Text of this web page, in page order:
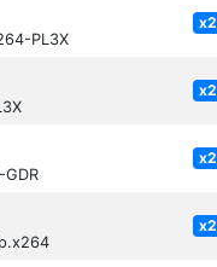
PL3X
GDR